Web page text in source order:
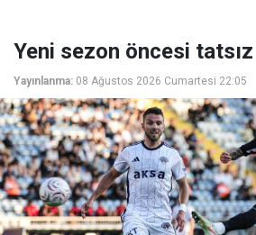
Yeni sezon öncesi
Yayınlanma: 08 Ağustos 2026 Cumartesi 22:05